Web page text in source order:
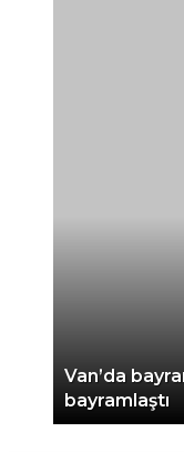
Van’da
bayramlaştı